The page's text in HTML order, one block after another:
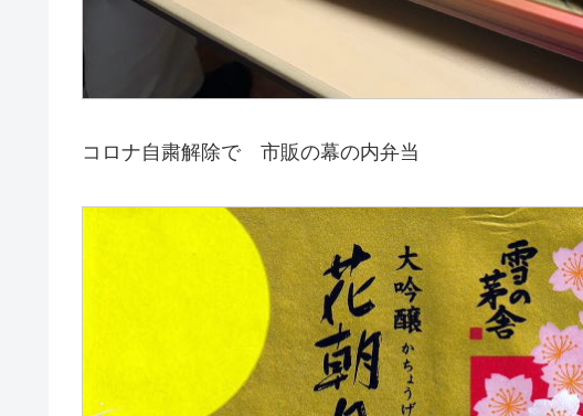
コロナ自粛解除で 市販の幕の内弁当